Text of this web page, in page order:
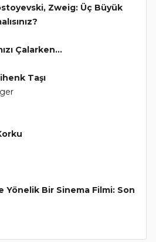
Zweig: Üç Büyük
Çalarken...
Taşı
Yönelik Bir Sinema Filmi: Son